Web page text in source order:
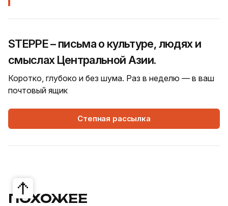
STEPPE – письма о культуре, людях и
смыслах Центральной Азии.
Коротко, глубоко и без шума. Раз в неделю — в ваш
почтовый ящик
Степная рассылка
ПОХОЖЕЕ